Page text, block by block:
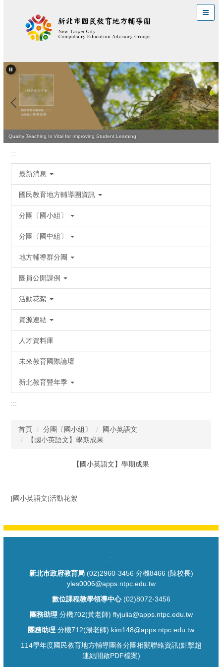
區
Leading the Way to Effective Teaching and Learning
Quality Teaching Is Vital for Improving Student Learning
:::
最新消息
國民教育地方輔導團資訊
分團〔國小組〕
分團〔國中組〕
地方輔導群分團
團員公開課例
活動花絮
資源連結
人才資料庫
未來教育國際論壇
新北教育豐年季
:::
首頁 分團〔國小組〕
國小英語文
【國小英語文】學期成果
【國小英語文】學期成果
[國小英語文]活動花絮
:::
新北市政府教育局(02)2960-3456 分機8466 (陳校長)
yles0006@apps.ntpc.edu.tw
數位課程教學領導中心(02)8072-3456
團務助理分機702(黃老師) flyjulia@apps.ntpc.edu.tw
團務助理 分機712(湯老師) kim148@apps.ntpc.edu.tw
114學年度國民教育地方輔導團各分團相關聯絡資訊(點擊超
連結開啟PDF檔案)